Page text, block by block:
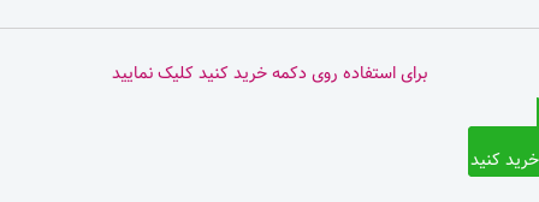
برای استفاده روی دکمه خرید کنید کلیک نمایید
خرید کنید